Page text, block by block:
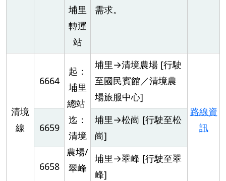
埔里
轉運
站
需求。
清境
線
6664
起：
埔里
總站
迄：
清境
農場/
翠峰
埔里→清境農場 [行駛
至國民賓館／清境農
場旅服中心]
路線資
訊
6659
埔里→松崗 [行駛至松
崗]
6658
埔里→翠峰 [行駛至翠
峰]